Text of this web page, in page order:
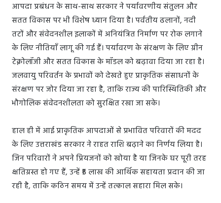
आपदा प्रबंधन के साथ-साथ सरकार ने पर्यावरणीय संतुलन और
सतत विकास पर भी विशेष ध्यान दिया है। पर्वतीय ढलानों, नदी
तटों और संवेदनशील इलाकों में अनियंत्रित निर्माण पर रोक लगाने
के लिए नीतियाँ लागू की गई हैं। पर्यावरण के संरक्षण के लिए ग्रीन
टेक्नोलॉजी और सतत विकास के मॉडल को बढ़ावा दिया जा रहा है।
जलवायु परिवर्तन के प्रभावों को देखते हुए प्राकृतिक संसाधनों के
संरक्षण पर जोर दिया जा रहा है, ताकि राज्य की पारिस्थितिकी और
भौगोलिक संवेदनशीलता को सुरक्षित रखा जा सके।
हाल ही में आई प्राकृतिक आपदाओं से प्रभावित परिवारों की मदद
के लिए उत्तराखंड सरकार ने राहत राशि बढ़ाने का निर्णय लिया है।
जिन परिवारों ने अपने प्रियजनों को खोया है या जिनके घर पूरी तरह
क्षतिग्रस्त हो गए हैं, उन्हें ₹5 लाख की आर्थिक सहायता प्रदान की जा
रही है, ताकि कठिन समय में उन्हें तत्काल सहारा मिल सके।